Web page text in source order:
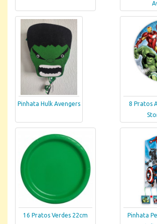
Pinhata Hulk Avengers
8 Pratos
16 Pratos Verdes 22cm
Pinhata